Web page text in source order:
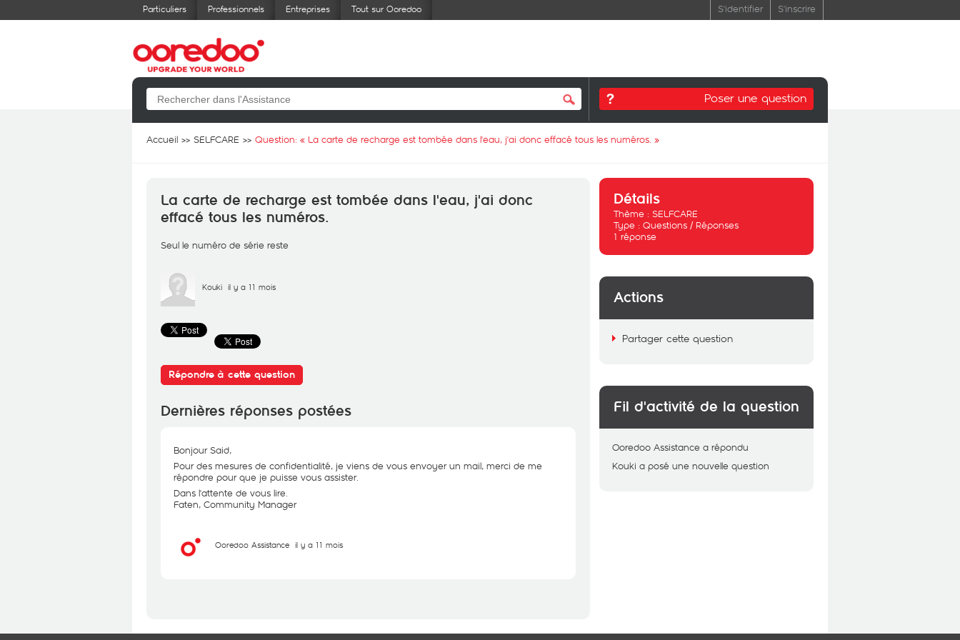
Particuliers Professionnels Entreprises Tout sur Ooredoo S'identifier S'inscrire
Poser une question
Accueil SELFCARE Question: « La carte de recharge est tombée dans l'eau, j'ai donc effacé tous les numéros. »
La carte de recharge est tombée dans l'eau, j'ai donc
effacé tous les numéros.
Seul le numéro de série reste
Kouki il y a 11 mois
Répondre à cette question
Dernières réponses postées
Bonjour Said,
Pour des mesures de confidentialité, je viens de vous envoyer un mail, merci de me
répondre pour que je puisse vous assister.
Dans l'attente de vous lire.
Faten, Community Manager
Ooredoo Assistance il y a 11 mois
Détails
Thème : SELFCARE
Type : Questions / Réponses
1 réponse
Actions
Partager cette question
Fil d'activité de la question
Ooredoo Assistance a répondu
Kouki a posé une nouvelle question